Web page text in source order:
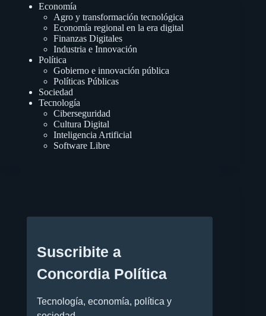
Economía
Agro y transformación tecnológica
Economía regional en la era digital
Finanzas Digitales
Industria e Innovación
Política
Gobierno e innovación pública
Políticas Públicas
Sociedad
Tecnología
Ciberseguridad
Cultura Digital
Inteligencia Artificial
Software Libre